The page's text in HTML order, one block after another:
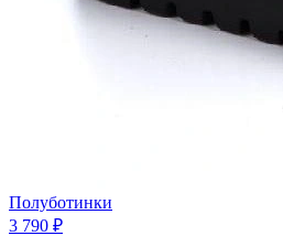
Полуботинки
3 790 ₽